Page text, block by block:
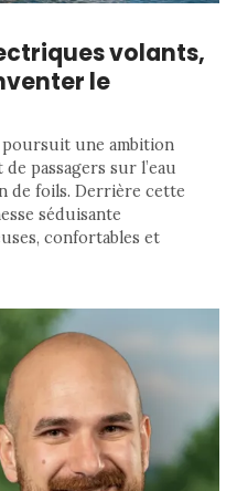
volants,
le
une ambition
passagers sur l’eau
de foils. Derrière cette
séduisante
confortables et